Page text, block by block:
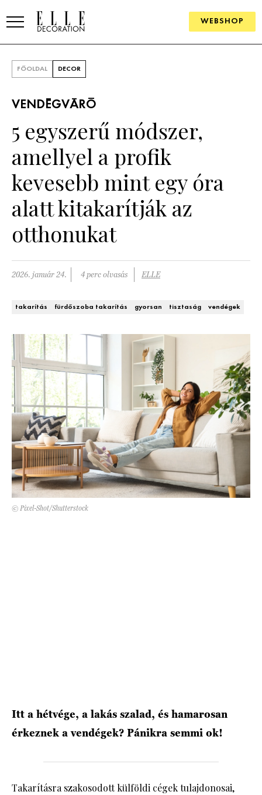
WEBSHOP
SZOBÁK
Konyha
Fürdőszoba
Nappali
Hálószoba
Kert és terasz
ÖTLETEK
HÍRLEVÉL
FŐOLDAL DECOR
VENDÉGVÁRÓ
5 egyszerű módszer,
amellyel a profik
kevesebb mint egy óra
alatt kitakarítják az
otthonukat
2026. január 24. 4 perc olvasás ELLE
takarítás fürdőszoba takarítás gyorsan tisztaság vendégek
© Pixel-Shot/Shutterstock
Itt a hétvége, a lakás szalad, és hamarosan
érkeznek a vendégek? Pánikra semmi ok!
Takarításra szakosodott külföldi cégek tulajdonosai,